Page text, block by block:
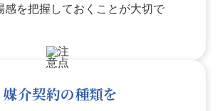
感を把握しておくことが大切で
媒介契約の種類を